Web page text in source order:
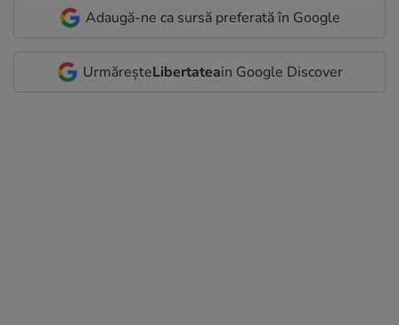
Adaugă-ne ca sursă preferată în Google
UrmăreșteLibertateain Google Discover